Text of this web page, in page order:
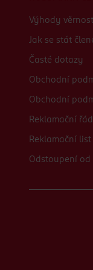
Výhody
Jak se stát
Časté dotazy
Obchodní
Obchodní
Reklamační řád
Reklamační list
Odstoupení od